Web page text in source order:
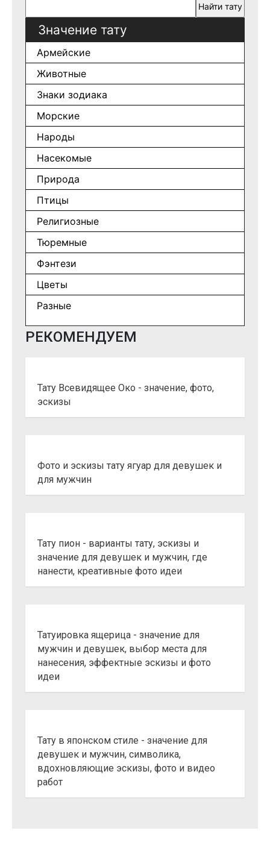
Значение тату
Армейские
Животные
Знаки зодиака
Морские
Народы
Насекомые
Природа
Птицы
Религиозные
Тюремные
Фэнтези
Цветы
Разные
РЕКОМЕНДУЕМ
Тату Всевидящее Око - значение, фото,
эскизы
Фото и эскизы тату ягуар для девушек и
для мужчин
Тату пион - варианты тату, эскизы и
значение для девушек и мужчин, где
нанести, креативные фото идеи
Татуировка ящерица - значение для
мужчин и девушек, выбор места для
нанесения, эффектные эскизы и фото
идеи
Тату в японском стиле - значение для
девушек и мужчин, символика,
вдохновляющие эскизы, фото и видео
работ